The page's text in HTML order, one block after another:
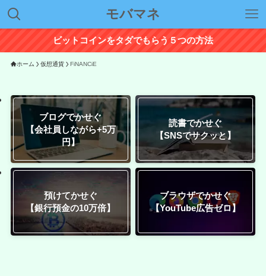
モバマネ
ビットコインをタダでもらう５つの方法
ホーム 仮想通貨 FiNANCiE
ブログでかせぐ
【会社員しながら+5万
円】
読書でかせぐ
【SNSでサクッと】
預けてかせぐ
【銀行預金の10万倍】
ブラウザでかせぐ
【YouTube広告ゼロ】